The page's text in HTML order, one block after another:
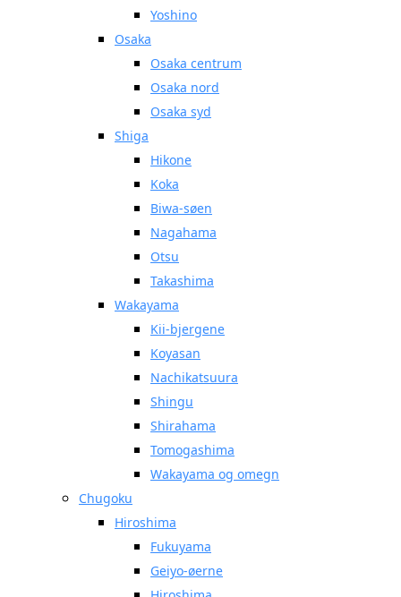
Yoshino
Osaka
Osaka centrum
Osaka nord
Osaka syd
Shiga
Hikone
Koka
Biwa-søen
Nagahama
Otsu
Takashima
Wakayama
Kii-bjergene
Koyasan
Nachikatsuura
Shingu
Shirahama
Tomogashima
Wakayama og omegn
Chugoku
Hiroshima
Fukuyama
Geiyo-øerne